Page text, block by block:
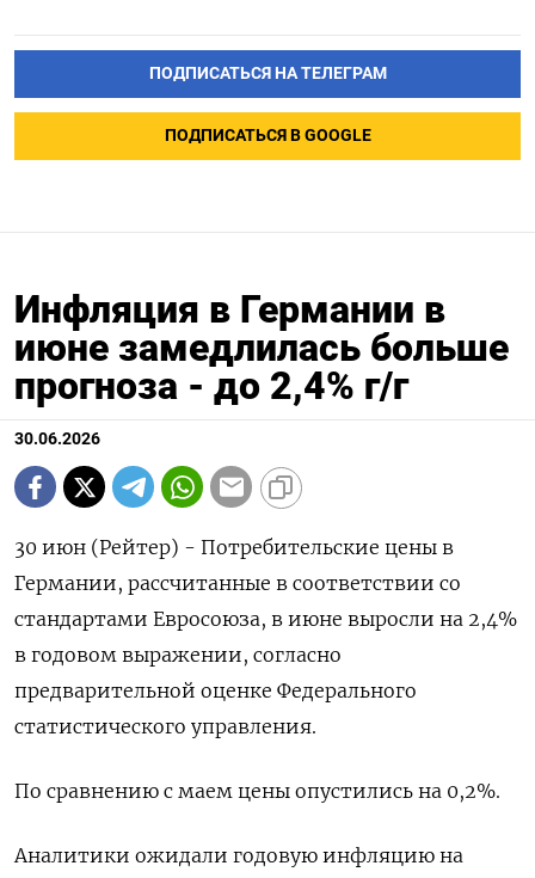
ПОДПИСАТЬСЯ НА ТЕЛЕГРАМ
ПОДПИСАТЬСЯ В GOOGLE
Инфляция в Германии в
июне замедлилась больше
прогноза - до 2,4% г/г
30.06.2026
30 июн (Рейтер) - Потребительские цены ‌в
Германии, рассчитанные ​в соответствии ​со ​
стандартами ⁠Евросоюза, ‌в июне выросли ‌на 2,4%
​в ‌годовом выражении, ​согласно
‌предварительной оценке Федерального
статистического управления.
По ​сравнению ​с ‌маем ​цены опустились на 0,2%.
Аналитики ожидали годовую инфляцию ​на